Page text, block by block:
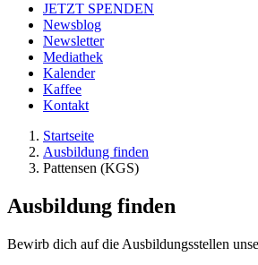
JETZT SPENDEN
Newsblog
Newsletter
Mediathek
Kalender
Kaffee
Kontakt
Startseite
Ausbildung finden
Pattensen (KGS)
Ausbildung finden
Bewirb dich auf die Ausbildungsstellen